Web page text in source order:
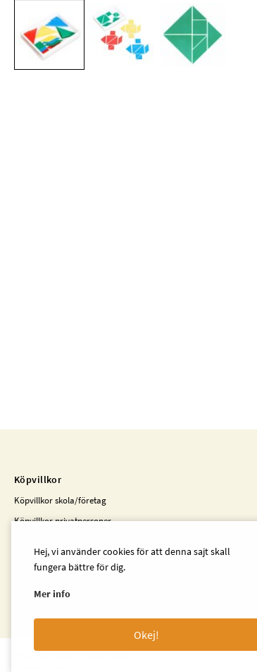
Köpvillkor
Köpvillkor skola/företag
Köpvillkor privatpersoner
Hej, vi använder cookies för att denna sajt skall
fungera bättre för dig.
Mer info
Okej!